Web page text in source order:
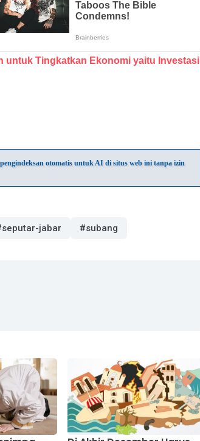
untuk Tingkatkan Ekonomi yaitu Investasi
otomatis untuk AI di situs web ini tanpa izin
jabar #subang